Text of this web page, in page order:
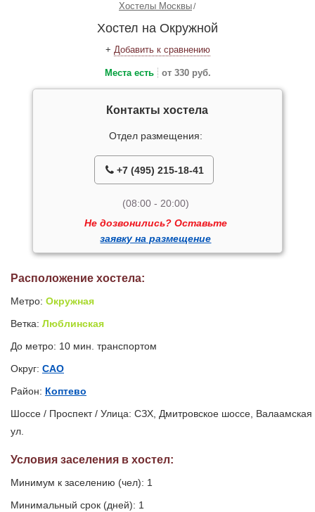
Хостелы Москвы
Хостел на Окружной
+ Добавить к сравнению
Места есть от 330 руб.
Контакты хостела
Отдел размещения:
+7 (495) 215-18-41
(08:00 - 20:00)
Не дозвонились? Оставьте
заявку на размещение
Расположение хостела:
Метро: Окружная
Ветка: Люблинская
До метро: 10 мин. транспортом
Округ: САО
Район: Коптево
Шоссе / Проспект / Улица: СЗХ, Дмитровское шоссе, Валаамская
ул.
Условия заселения в хостел:
Минимум к заселению (чел): 1
Минимальный срок (дней): 1